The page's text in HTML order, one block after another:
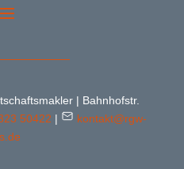
| Bahnhofstr.
50422 |
kontakt@rgw-